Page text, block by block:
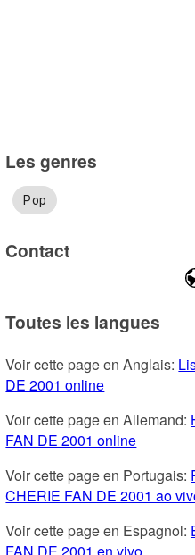
Les genres
Pop
Contact
Toutes les langues
Voir cette page en Anglais:
DE 2001 online
Voir cette page en Allemand:
FAN DE 2001 online
Voir cette page en Portugais:
CHERIE FAN DE 2001 ao
Voir cette page en Espagnol:
FAN DE 2001 en vivo